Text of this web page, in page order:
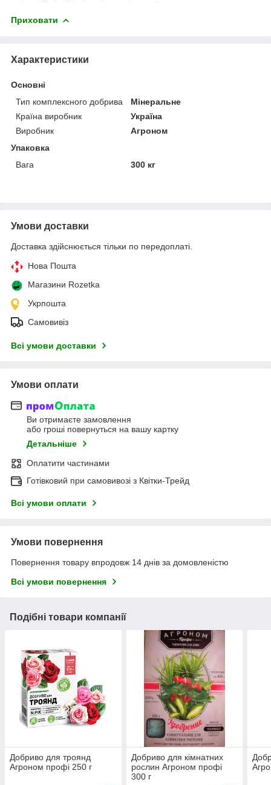
Приховати
Характеристики
Основні
Тип комплексного добрива
Мінеральне
Країна виробник
Україна
Виробник
Агроном
Упаковка
Вага
300 кг
Умови доставки
Доставка здійснюється тільки по передоплаті.
Нова Пошта
Магазини Rozetka
Укрпошта
Самовивіз
Всі умови доставки
Умови оплати
Ви отримаєте замовлення
або гроші повернуться на вашу картку
Детальніше
Оплатити частинами
Готівковий при самовивозі з Квітки-Трейд
Всі умови оплати
Умови повернення
Повернення товару впродовж 14 днів за домовленістю
Всі умови повернення
Подібні товари компанії
Добриво для троянд
Агроном профі 250 г
Добриво для кімнатних
рослин Агроном профі
300 г